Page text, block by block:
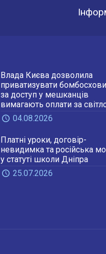
Влада Києва дозволила
приватизувати
за доступ у мешканців
вимагають оплати за
04.08.2026
Платні уроки, договір-
невидимка та російська
у статуті школи Дніпра
25.07.2026